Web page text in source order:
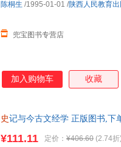
兜宝图书专营店
陈桐生 /1995-01-01 /陕西人民教育
加入购物车 收藏
史记与今古文经学 正版图书,下
¥111.11 定价： ¥406.60 (2.74折